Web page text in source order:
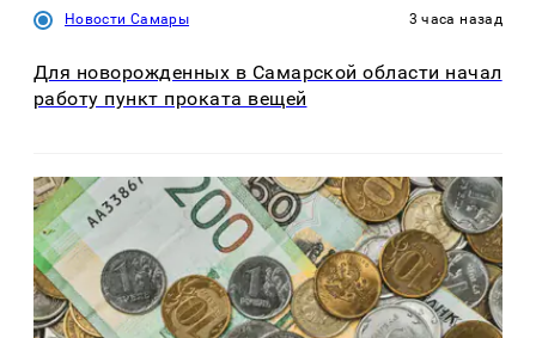
Новости Самары 3 часа назад
Для новорожденных в Самарской области начал
работу пункт проката вещей